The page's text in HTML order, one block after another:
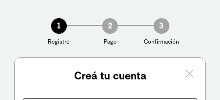
1
Registro
2
Pago
3
Confirmación
Creá tu cuenta